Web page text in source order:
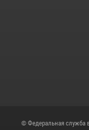
© Федеральная служба